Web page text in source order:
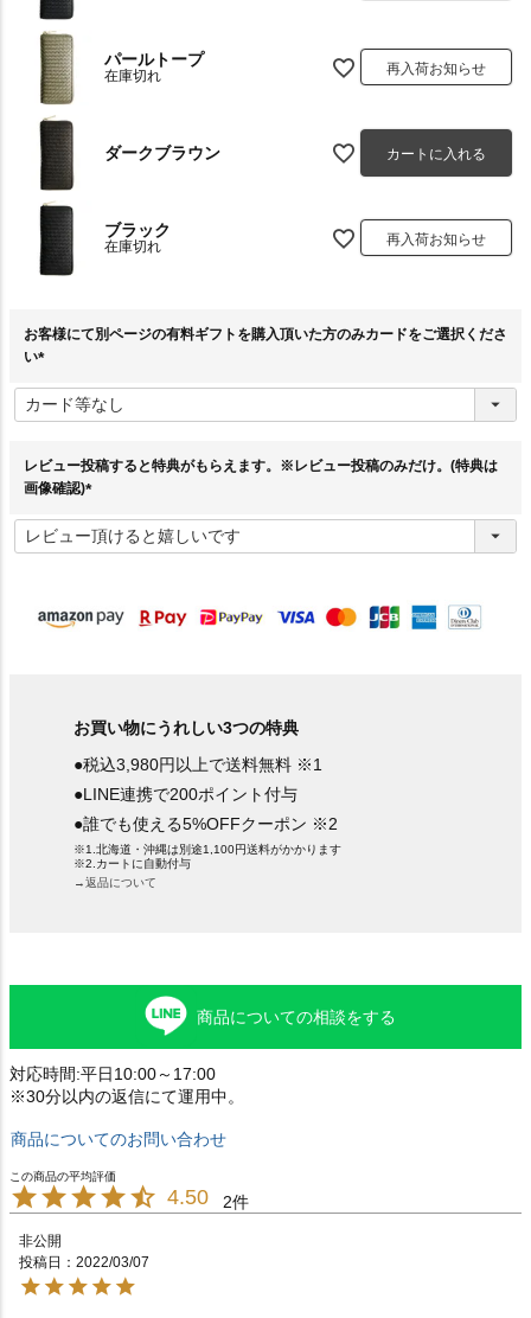
パールトープ
在庫切れ 再入荷お知らせ
ダークブラウン カートに入れる
ブラック
在庫切れ 再入荷お知らせ
お客様にて別ページの有料ギフトを購入頂いた方のみカードをご選択くださ
い
必
須
レビュー投稿すると特典がもらえます。※レビュー投稿のみだけ。(特典は
画像確認)
必
須
お買い物にうれしい3つの特典
●税込3,980円以上で送料無料 ※1
●LINE連携で200ポイント付与
●誰でも使える5%OFFクーポン ※2
※1.北海道・沖縄は別途1,100円送料がかかります
※2.カートに自動付与
→返品について
商品についての相談をする
対応時間:平日10:00～17:00
※30分以内の返信にて運用中。
商品についてのお問い合わせ
4.50 2
非公開
投稿日
2022/03/07